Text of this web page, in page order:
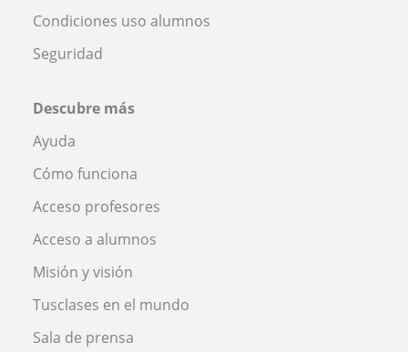
Condiciones uso alumnos
Seguridad
Descubre más
Ayuda
Cómo funciona
Acceso profesores
Acceso a alumnos
Misión y visión
Tusclases en el mundo
Sala de prensa